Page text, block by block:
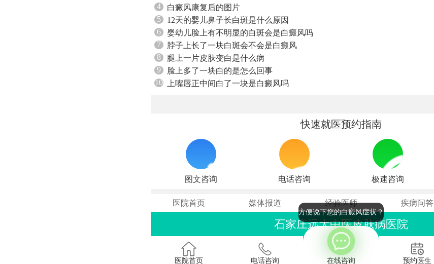
4
白癜风康复后的图片
5
12天的婴儿鼻子长白斑是什么原因
6
婴幼儿脸上有不明显的白斑会是白癜风吗
7
脖子上长了一块白斑会不会是白癜风
8
腿上一片皮肤变白是什么病
9
脸上多了一块白的是怎么回事
10
上嘴唇正中间白了一块是白癜风吗
快速就医预约指南
图文咨询 电话咨询 极速咨询
医院首页 媒体报道 经验医师 疾病问答
石家庄远大中医皮肤病医院
联系电话：0311-86990555
石家庄桥西区裕华东路7号
医院首页 电话咨询 在线咨询
方便说下您的白癜风症状？
预约医生